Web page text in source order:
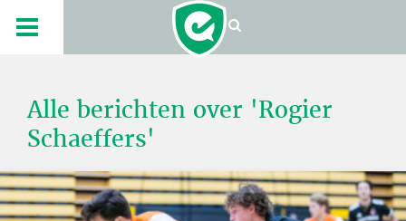
Alle berichten over 'Rogier
Schaeffers'